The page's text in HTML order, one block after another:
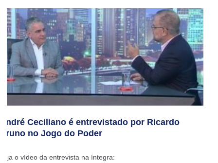
André Ceciliano é entrevistado por Ricardo
Bruno no Jogo do Poder
Veja o vídeo da entrevista na íntegra: